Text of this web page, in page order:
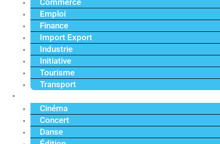
Commerce
Emploi
Finance
Import Export
Industrie
Initiative
Tourisme
Transport
Cinéma
Concert
Danse